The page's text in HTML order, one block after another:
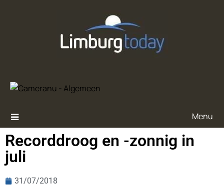
Menu
Recorddroog en -zonnig in
juli
31/07/2018